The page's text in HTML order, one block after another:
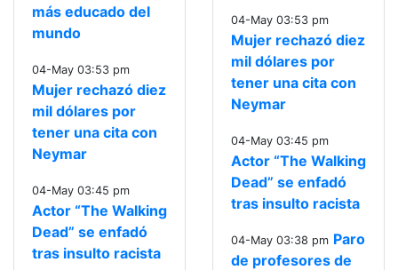
más educado del
mundo
04-May 03:53 pm
Mujer rechazó diez
mil dólares por
tener una cita con
Neymar
04-May 03:45 pm
Actor “The Walking
Dead” se enfadó
tras insulto racista
04-May 03:53 pm
Mujer rechazó diez
mil dólares por
tener una cita con
Neymar
04-May 03:45 pm
Actor “The Walking
Dead” se enfadó
tras insulto racista
04-May 03:38 pm Paro
de profesores de